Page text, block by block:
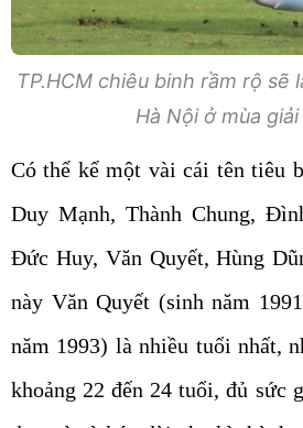
TP.HCM chiêu binh rầm rộ sẽ
Hà Nội ở mùa
Có thể kể một vài cái tên tiêu
Duy Mạnh, Thành Chung,
Đức Huy, Văn Quyết, Hùng
này Văn Quyết (sinh năm
năm 1993) là nhiều tuổi nhất,
khoảng 22 đến 24 tuổi, đủ sức